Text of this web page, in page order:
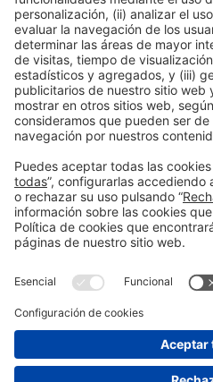
Montserrat : guía para
Información generalAviso
Política de
en las redes